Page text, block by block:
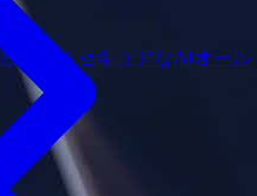
使えるセキュアなAIオール